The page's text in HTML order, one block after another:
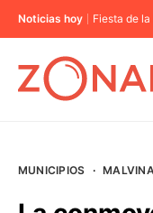
Noticias hoy Fiesta de la
MUNICIPIOS ·